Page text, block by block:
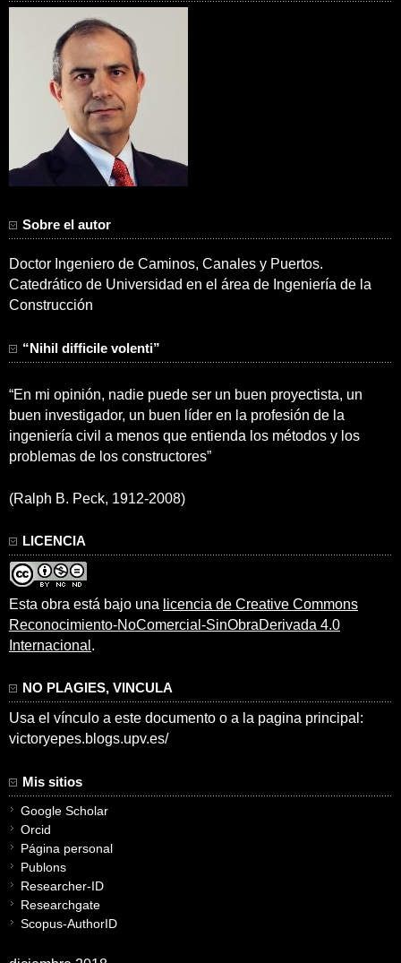
Sobre el autor
Doctor Ingeniero de Caminos, Canales y Puertos.
Catedrático de Universidad en el área de Ingeniería de la
Construcción
“Nihil difficile volenti”
“En mi opinión, nadie puede ser un buen proyectista, un
buen investigador, un buen líder en la profesión de la
ingeniería civil a menos que entienda los métodos y los
problemas de los constructores”
(Ralph B. Peck, 1912-2008)
LICENCIA
Esta obra está bajo una licencia de Creative Commons
Reconocimiento-NoComercial-SinObraDerivada 4.0
Internacional .
NO PLAGIES, VINCULA
Usa el vínculo a este documento o a la pagina principal:
victoryepes.blogs.upv.es/
Mis sitios
Google Scholar
Orcid
Página personal
Publons
Researcher-ID
Researchgate
Scopus-AuthorID